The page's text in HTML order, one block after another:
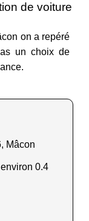
de voiture
on a repéré
un choix de
Mâcon
0.4